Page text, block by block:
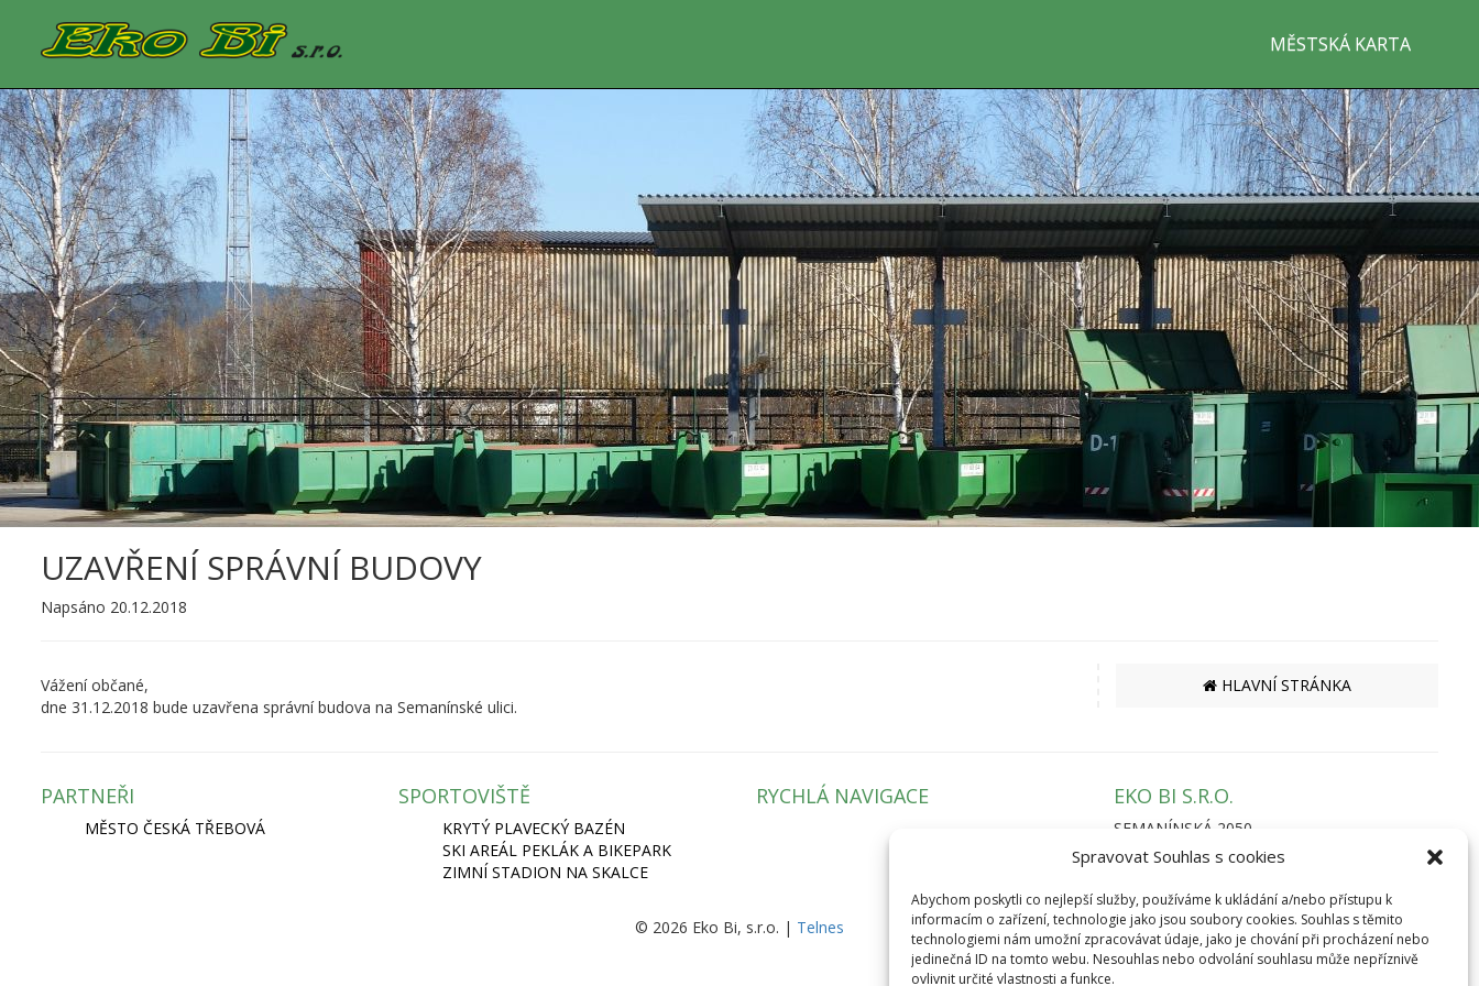
Spravovat Souhlas s cookies
Abychom poskytli co nejlepší služby, používáme k ukládání a/nebo přístupu k
informacím o zařízení, technologie jako jsou soubory cookies. Souhlas s těmito
technologiemi nám umožní zpracovávat údaje, jako je chování při procházení nebo
jedinečná ID na tomto webu. Nesouhlas nebo odvolání souhlasu může nepříznivě
ovlivnit určité vlastnosti a funkce.
MĚSTSKÁ KARTA
UZAVŘENÍ SPRÁVNÍ BUDOVY
Napsáno 20.12.2018
Vážení občané,
dne 31.12.2018 bude uzavřena správní budova na Semanínské ulici.
HLAVNÍ STRÁNKA
PARTNEŘI
MĚSTO ČESKÁ TŘEBOVÁ
SPORTOVIŠTĚ
KRYTÝ PLAVECKÝ BAZÉN
SKI AREÁL PEKLÁK A BIKEPARK
ZIMNÍ STADION NA SKALCE
RYCHLÁ NAVIGACE EKO BI S.R.O.
SEMANÍNSKÁ 2050
560 02 ČESKÁ TŘEBOVÁ
info@ekobi.cz
© 2026 Eko Bi, s.r.o. | Telnes